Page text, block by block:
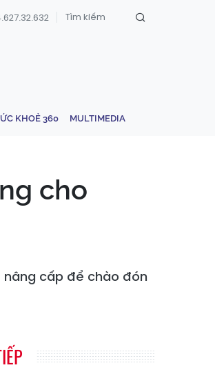
KHOẺ 360 MULTIMEDIA
cho
nâng cấp để chào đón